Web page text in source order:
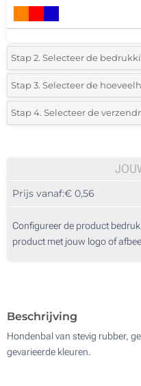
Stap 2. Selecteer de
*Selecteer de bedrukking en
1 Kleur (Aan een zijde)
3 Kleuren (Aan een zijde)
Lasergravering (Aan een
Stap 3. Selecteer de
*Selecteer uit de lijst of voeg
300
1500
Stap 4. Selecteer de
Prijs vanaf:€ 0,56
Configureer de product
product met jouw logo of
Beschrijving
Hondenbal van stevig rubber,
gevarieerde kleuren.